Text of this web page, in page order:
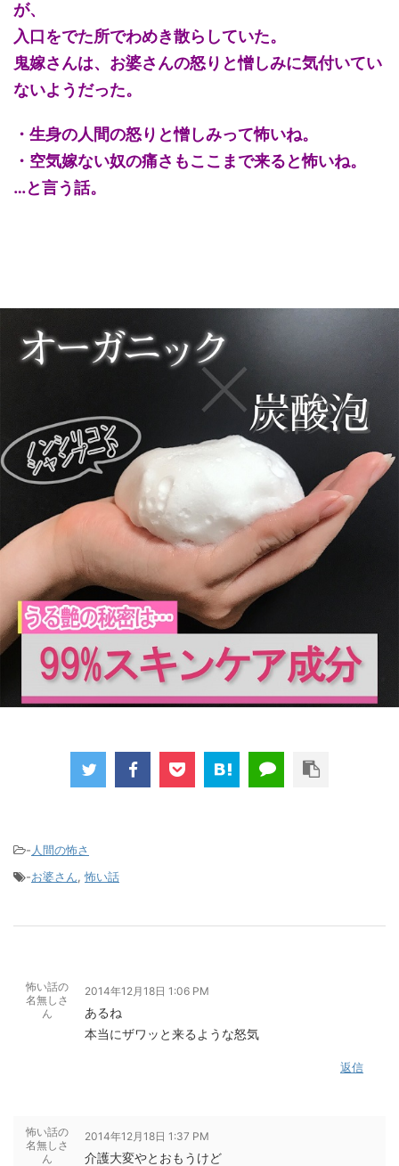
が、
入口をでた所でわめき散らしていた。
鬼嫁さんは、お婆さんの怒りと憎しみに気付いてい
ないようだった。
・生身の人間の怒りと憎しみって怖いね。
・空気嫁ない奴の痛さもここまで来ると怖いね。
…と言う話。
- 人間の怖さ
-お婆さん,怖い話
怖い話の
名無しさ
ん
2014年12月18日 1:06 PM
あるね
本当にザワッと来るような怒気
返信
怖い話の
名無しさ
ん
2014年12月18日 1:37 PM
介護大変やとおもうけど